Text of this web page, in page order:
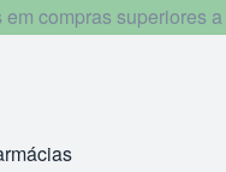
em compras superiores a